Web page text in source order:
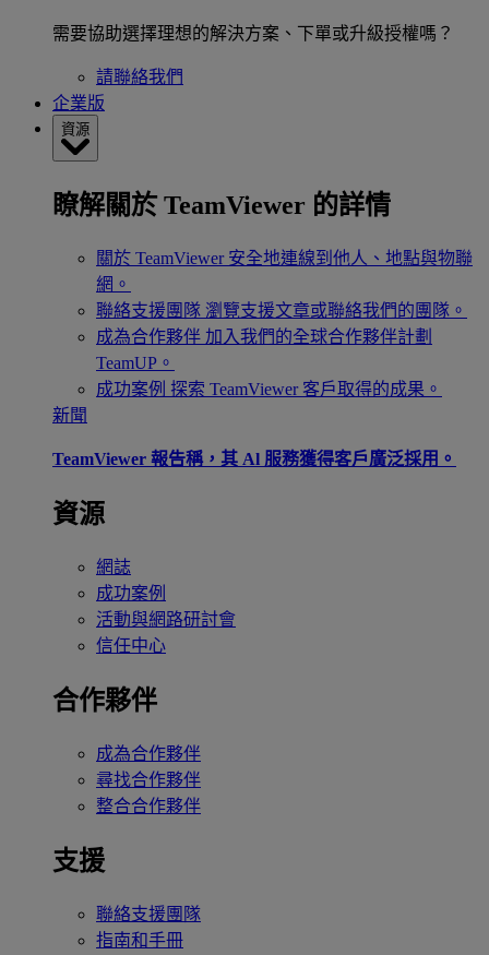
需要協助選擇理想的解決方案、下單或升級授權嗎？
請聯絡我們
企業版
資源
瞭解關於 TeamViewer 的詳情
關於 TeamViewer 安全地連線到他人、地點與物聯
網。
聯絡支援團隊 瀏覽支援文章或聯絡我們的團隊。
成為合作夥伴 加入我們的全球合作夥伴計劃
TeamUP。
成功案例 探索 TeamViewer 客戶取得的成果。
新聞
TeamViewer 報告稱，其 Al 服務獲得客戶廣泛採用。
資源
網誌
成功案例
活動與網路研討會
信任中心
合作夥伴
成為合作夥伴
尋找合作夥伴
整合合作夥伴
支援
聯絡支援團隊
指南和手冊